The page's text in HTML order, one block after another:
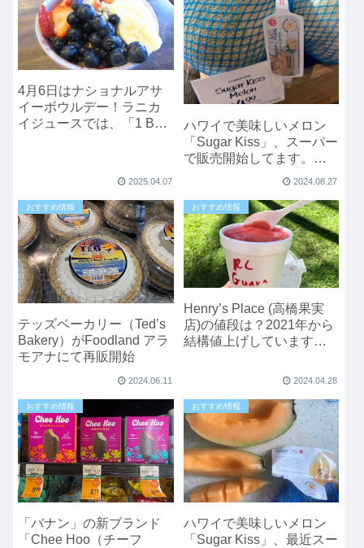
4月6日はナショナルアサ
イーボウルデー！ラニカ
イジュースでは、「1 BUY
2025.04.07
ハワイで美味しいメロン
「Sugar Kiss」、スーパー
で販売開始してます。
2024.08.27
おすすめ情報
テッズベーカリー（Ted’s
Bakery）がFoodland アラ
モアナにて再販開始
2024.06.11
おすすめ情報
Henry’s Place (高橋果実
店)の値段は？2021年から
結構値上げしています
2024.04.28
おすすめ情報
「バナン」の新ブランド
「Chee Hoo（チーフ
おすすめ情報
ハワイで美味しいメロン
「Sugar Kiss」、最近スー